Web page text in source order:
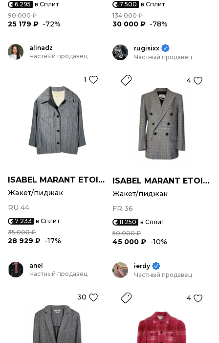
6 295 в Сплит
90 000 ₽
25 179 ₽ -72%
7 500 в Сплит
134 000 ₽
30 000 ₽ -78%
alinadz
Частный продавец
1
ISABEL MARANT ETOILE
Жакет/пиджак
RU 44
7 233 в Сплит
35 000 ₽
28 929 ₽ -17%
rugisixx
Частный продавец
4
ISABEL MARANT ETOILE
Жакет/пиджак
FR 36
11 250 в Сплит
50 000 ₽
45 000 ₽ -10%
anel
Частный продавец
30
ierdy
Частный продавец
4